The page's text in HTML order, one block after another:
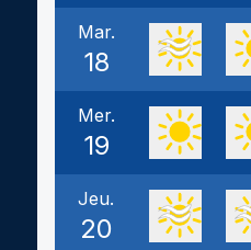
Mar.
18
Mer.
19
Jeu.
20